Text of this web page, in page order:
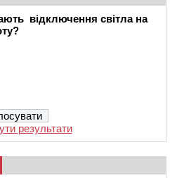
відключення світла на
результати